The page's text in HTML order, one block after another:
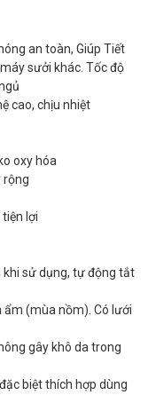
an toàn, Giúp Tiết
sưởi khác. Tốc độ
cao, chịu nhiệt
oxy hóa
rộng
lợi
khi sử dụng, tự động tắt
ẩm (mùa nồm). Có lưới
gây khô da trong
biệt thích hợp dùng